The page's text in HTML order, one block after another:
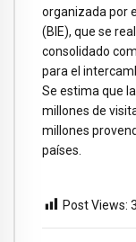
organizada por
(BIE), que se
consolidado
para el
Se estima que
millones de
millones
países.
Post Views: 3